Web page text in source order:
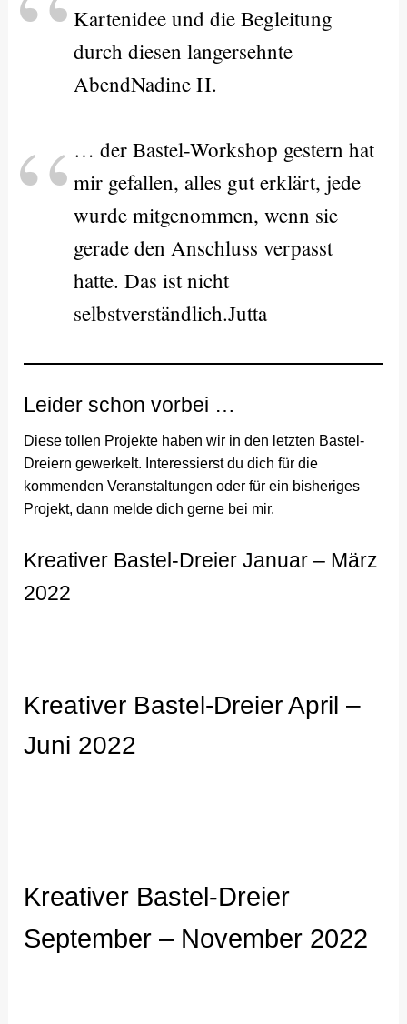
Kartenidee und die Begleitung
durch diesen langersehnte
AbendNadine H.
… der Bastel-Workshop gestern hat
mir gefallen, alles gut erklärt, jede
wurde mitgenommen, wenn sie
gerade den Anschluss verpasst
hatte. Das ist nicht
selbstverständlich.Jutta
Leider schon vorbei …
Diese tollen Projekte haben wir in den letzten Bastel-
Dreiern gewerkelt. Interessierst du dich für die
kommenden Veranstaltungen oder für ein bisheriges
Projekt, dann melde dich gerne bei mir.
Kreativer Bastel-Dreier Januar – März
2022
Kreativer Bastel-Dreier April –
Juni 2022
Kreativer Bastel-Dreier
September – November 2022